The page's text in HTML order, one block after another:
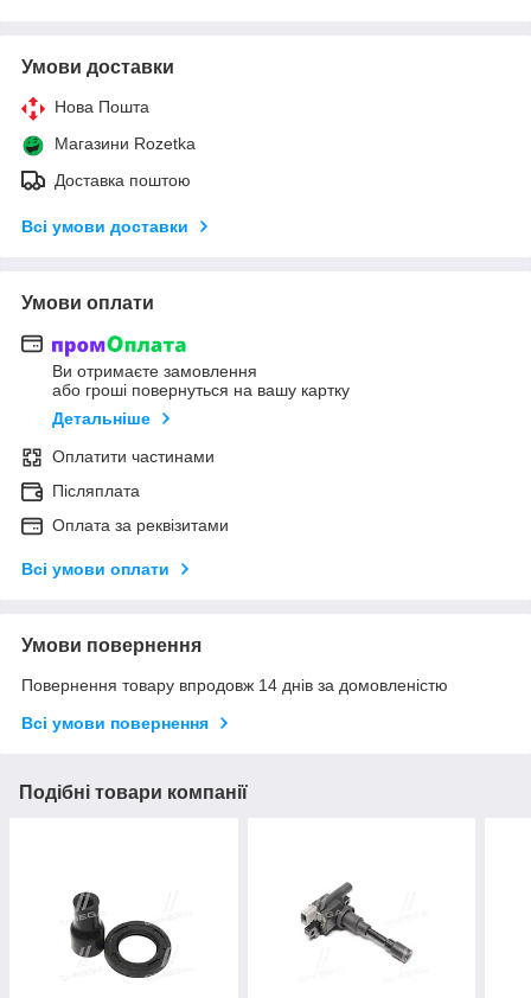
Умови доставки
Нова Пошта
Магазини Rozetka
Доставка поштою
Всі умови доставки
Умови оплати
Ви отримаєте замовлення
або гроші повернуться на вашу картку
Детальніше
Оплатити частинами
Післяплата
Оплата за реквізитами
Всі умови оплати
Умови повернення
Повернення товару впродовж 14 днів за домовленістю
Всі умови повернення
Подібні товари компанії